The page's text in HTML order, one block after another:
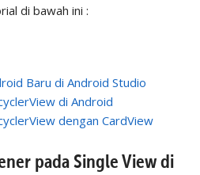
di bawah ini :
Baru di Android Studio
di Android
dengan CardView
pada Single View di